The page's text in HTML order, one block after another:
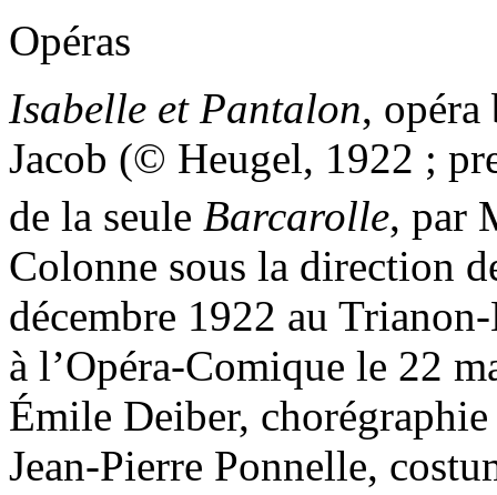
Opéras
Isabelle et Pantalon,
Jacob (© Heugel, 1922 ;
de la seule Barcarolle, par
Colonne sous la direction
décembre 1922 au
à l’Opéra-Comique le 22
Émile Deiber, chorégraphie
Jean-Pierre Ponnelle,